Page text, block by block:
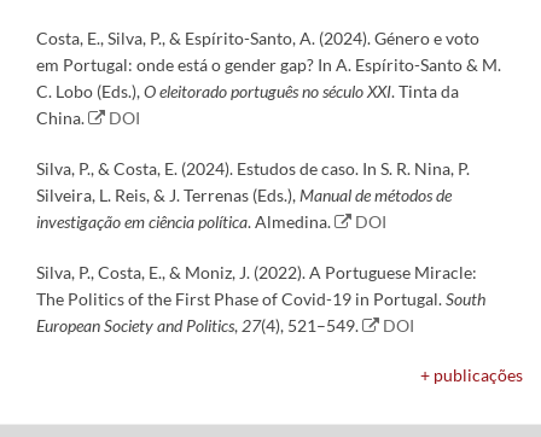
Costa, E., Silva, P., & Espírito-Santo, A. (2024). Género e voto
em Portugal: onde está o gender gap? In A. Espírito-Santo & M.
C. Lobo (Eds.),O eleitorado português no século XXI. Tinta da
China.
DOI
Silva, P., & Costa, E. (2024). Estudos de caso. In S. R. Nina, P.
Silveira, L. Reis, & J. Terrenas (Eds.),Manual de métodos de
investigação em ciência política. Almedina. DOI
Silva, P., Costa, E., & Moniz, J. (2022). A Portuguese Miracle:
The Politics of the First Phase of Covid-19 in Portugal.South
European Society and Politics, 27(4), 521–549. DOI
+ publicações